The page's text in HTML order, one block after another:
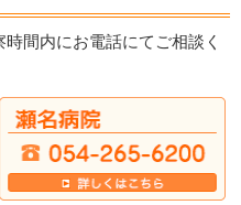
間内にお電話にてご相談く